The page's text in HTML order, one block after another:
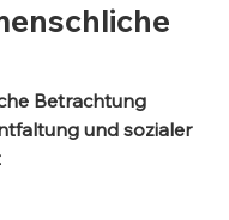
Betrachtung
und sozialer